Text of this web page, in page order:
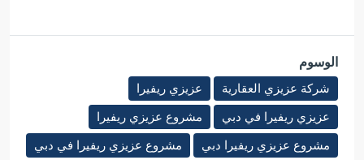
الوسوم
شركة عزيزي العقارية
عزيزي ريفيرا
عزيزي ريفيرا في دبي
مشروع عزيزي ريفيرا
مشروع عزيزي ريفيرا دبي
مشروع عزيزي ريفيرا في دبي